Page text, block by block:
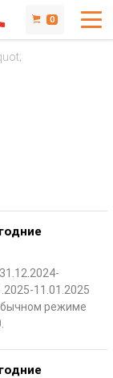
0
11.01.2025
режиме